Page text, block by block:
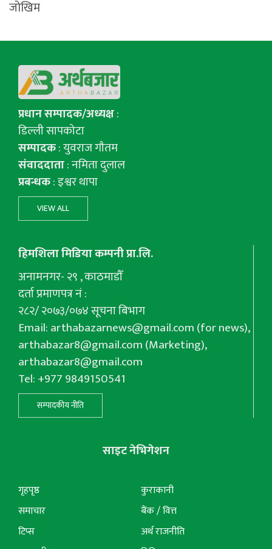
जोखिम
प्रधान सम्पादक/अध्यक्ष:
डिल्ली सापकोटा
सम्पादक: युवराज गाैतम
संवाददाता: नमिता दुलाल
प्रबन्धक: इश्वर थापा
VIEW ALL
हिमशिला मिडिया कम्पनी प्रा.लि.
अनामनगर- २९ , काठमाडौँ
दर्ता प्रमाणपत्र नं :
२८२/ २०७३/०७४ सूचना बिभाग
Email:arthabazarnews@gmail.com(for news),
arthabazar8@gmail.com(Marketing),
arthabazar8@gmail.com
Tel: +977 9849150541
सम्पादकीय नीति
साइट नेभिगेशन
गृहपृष्ठ
समाचार
टिप्स
कुराकानी
बैंक / वित्त
अर्थ राजनीति